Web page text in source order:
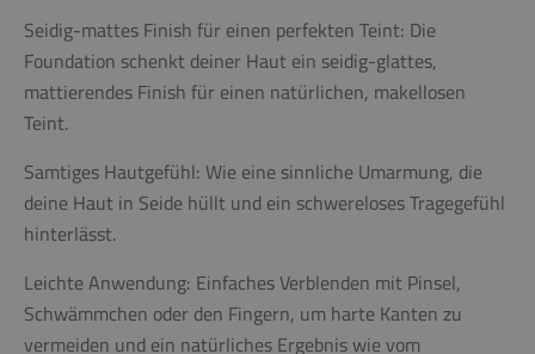
Seidig-mattes Finish für einen perfekten Teint: Die
Foundation schenkt deiner Haut ein seidig-glattes,
mattierendes Finish für einen natürlichen, makellosen
Teint.
Samtiges Hautgefühl:Wie eine sinnliche Umarmung, die
deine Haut in Seide hüllt und ein schwereloses Tragegefühl
hinterlässt.
Leichte Anwendung: Einfaches Verblenden mit Pinsel,
Schwämmchen oder den Fingern, um harte Kanten zu
vermeiden und ein natürliches Ergebnis wie vom